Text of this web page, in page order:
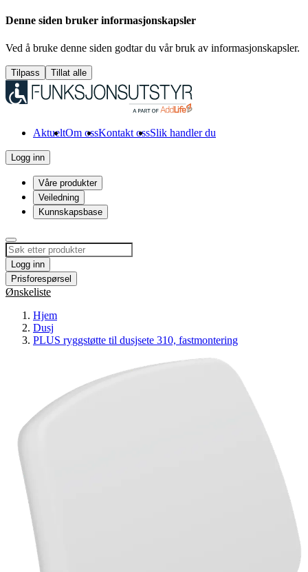
Denne siden bruker informasjonskapsler
Ved å bruke denne siden godtar du vår bruk av informasjonskapsler.
Tilpass Tillat alle
AktueltOm ossKontakt ossSlik handler du
Logg inn
Våre produkter
Veiledning
Kunnskapsbase
Logg inn
Prisforespørsel
Ønskeliste
Hjem
Dusj
PLUS ryggstøtte til dusjsete 310, fastmontering